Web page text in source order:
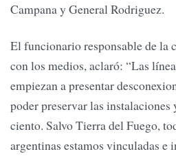
Campana y General Rodriguez.
El funcionario responsable de la
con los medios, aclaró: “Las
empiezan a presentar
poder preservar las
ciento. Salvo Tierra del Fuego,
argentinas estamos vinculadas e